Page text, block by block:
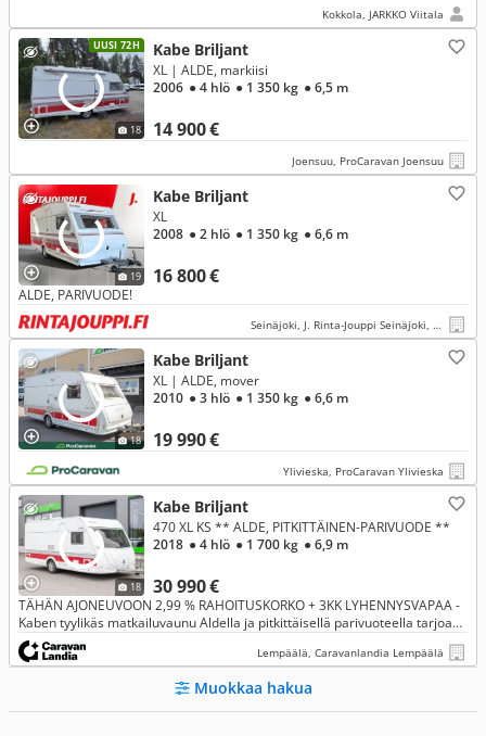
Kokkola, JARKKO Viitala
UUSI 72H
18
Kabe Briljant
14 900 €
XL | ALDE, markiisi
2006 ● 4 hlö ● 1 350 kg ● 6,5 m
Joensuu, ProCaravan Joensuu
19
Kabe Briljant
16 800 €
XL
2008 ● 2 hlö ● 1 350 kg ● 6,6 m
ALDE, PARIVUODE!
Seinäjoki, J. Rinta-Jouppi Seinäjoki, Herralankatu
18
Kabe Briljant
19 990 €
XL | ALDE, mover
2010 ● 3 hlö ● 1 350 kg ● 6,6 m
Ylivieska, ProCaravan Ylivieska
18
Kabe Briljant
30 990 €
470 XL KS ** ALDE, PITKITTÄINEN-PARIVUODE **
2018 ● 4 hlö ● 1 700 kg ● 6,9 m
TÄHÄN AJONEUVOON 2,99 % RAHOITUSKORKO + 3KK LYHENNYSVAPAA -
Kaben tyylikäs matkailuvaunu Aldella ja pitkittäisellä parivuoteella tarjoaa
loistavan matkakokemuksen.
Lempäälä, Caravanlandia Lempäälä
Muokkaa hakua